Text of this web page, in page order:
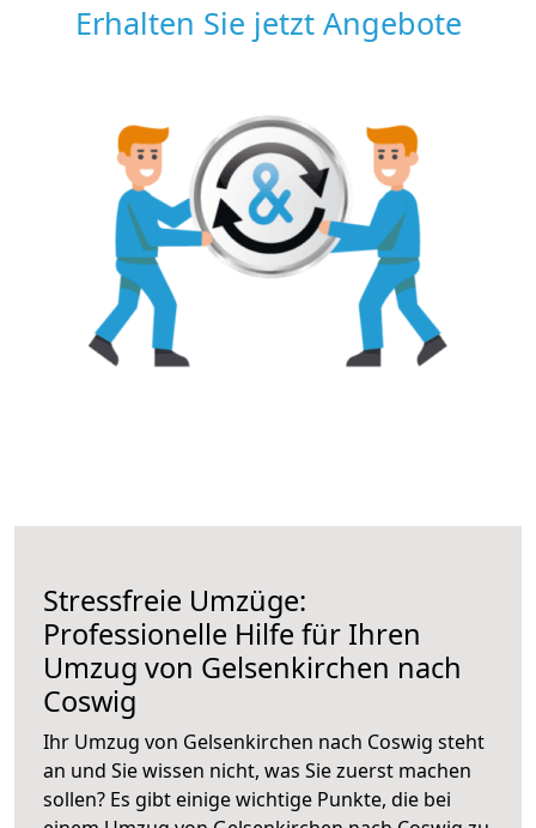
Erhalten Sie jetzt Angebote
Stressfreie Umzüge:
Professionelle Hilfe für Ihren
Umzug von Gelsenkirchen nach
Coswig
Ihr Umzug von Gelsenkirchen nach Coswig steht
an und Sie wissen nicht, was Sie zuerst machen
sollen? Es gibt einige wichtige Punkte, die bei